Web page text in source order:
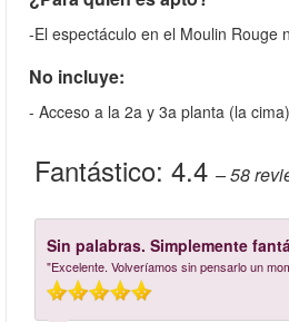
-El espectáculo en el Moulin Rouge
No incluye:
- Acceso a la 2a y 3a planta (la
Fantástico: 4.4 – 58
Sin palabras. Simplemente
"Excelente. Volveríamos sin pensarlo un